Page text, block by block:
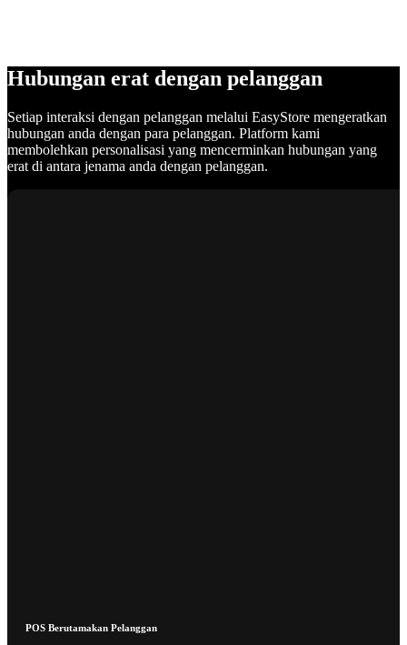
Hubungan erat dengan pelanggan
Setiap interaksi dengan pelanggan melalui EasyStore mengeratkan
hubungan anda dengan para pelanggan. Platform kami
membolehkan personalisasi yang mencerminkan hubungan yang
erat di antara jenama anda dengan pelanggan.
POS Berutamakan Pelanggan